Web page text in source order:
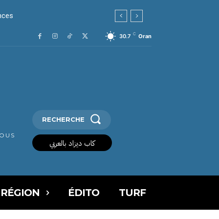
30.7 C Oran
RECHERCHE
كاب ديزاد بالعربي
ÉDITO TURF